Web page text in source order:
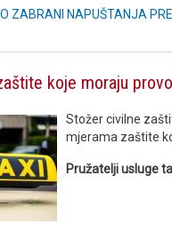
ZABRANI NAPUŠTANJA
koje moraju
Stožer civilne
mjerama zaštite
Pružatelji usluge